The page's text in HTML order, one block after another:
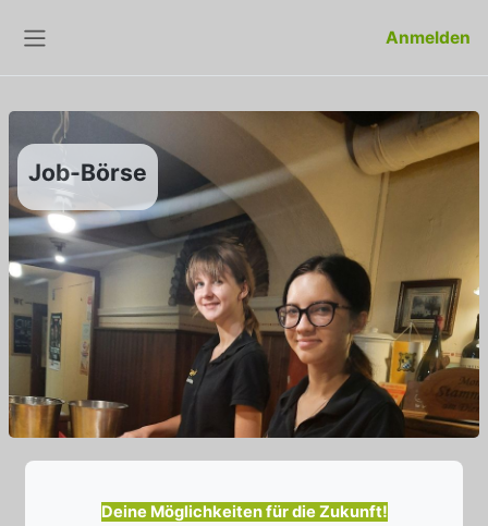
Anmelden
Job-Börse
Deine Möglichkeiten für die Zukunft!